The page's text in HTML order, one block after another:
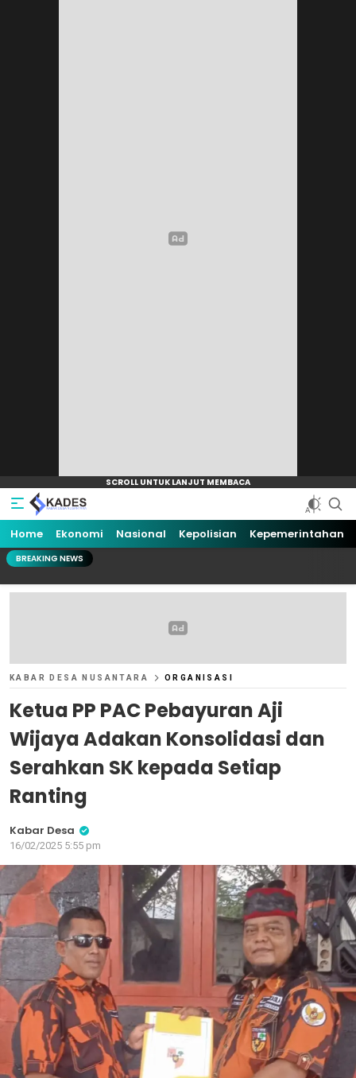
Home Ekonomi Nasional Kepolisian Kepemerintahan
BREAKING NEWS
KABAR DESA NUSANTARA ORGANISASI
Ketua PP PAC Pebayuran Aji
Wijaya Adakan Konsolidasi dan
Serahkan SK kepada Setiap
Ranting
Kabar Desa
16/02/2025 5:55 pm